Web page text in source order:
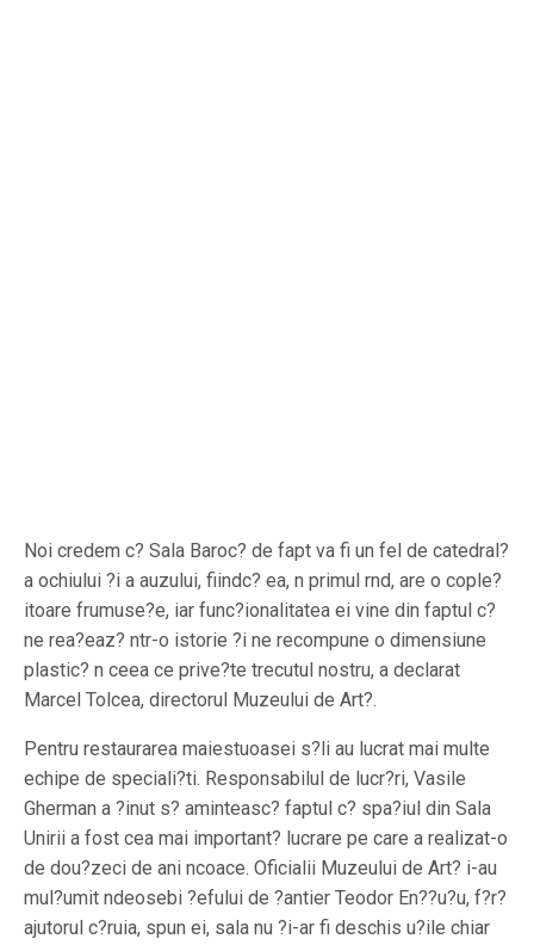
Noi credem c? Sala Baroc? de fapt va fi un fel de catedral?
a ochiului ?i a auzului, fiindc? ea, n primul rnd, are o cople?
itoare frumuse?e, iar func?ionalitatea ei vine din faptul c?
ne rea?eaz? ntr-o istorie ?i ne recompune o dimensiune
plastic? n ceea ce prive?te trecutul nostru, a declarat
Marcel Tolcea, directorul Muzeului de Art?.
Pentru restaurarea maiestuoasei s?li au lucrat mai multe
echipe de speciali?ti. Responsabilul de lucr?ri, Vasile
Gherman a ?inut s? aminteasc? faptul c? spa?iul din Sala
Unirii a fost cea mai important? lucrare pe care a realizat-o
de dou?zeci de ani ncoace. Oficialii Muzeului de Art? i-au
mul?umit ndeosebi ?efului de ?antier Teodor En??u?u, f?r?
ajutorul c?ruia, spun ei, sala nu ?i-ar fi deschis u?ile chiar